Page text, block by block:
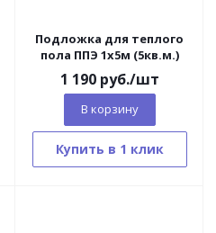
Подложка для теплого
пола ППЭ 1х5м (5кв.м.)
1 190руб./шт
В корзину
Купить в 1 клик